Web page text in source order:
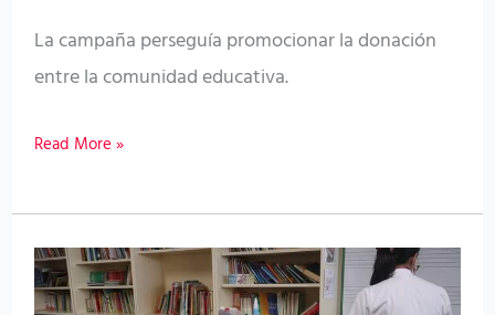
La campaña perseguía promocionar la donación
entre la comunidad educativa.
Read More »
El
ICHH